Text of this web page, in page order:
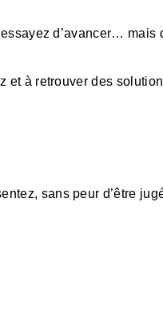
d’avancer… mais
et à retrouver des
sans peur d’être